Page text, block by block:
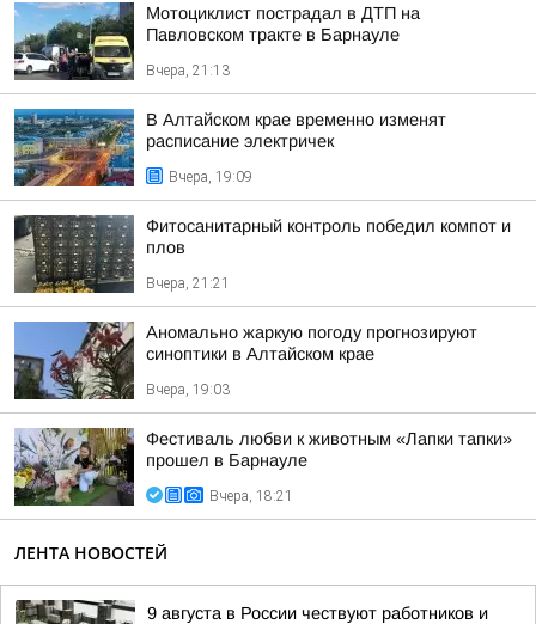
Мотоциклист пострадал в ДТП на
Павловском тракте в Барнауле
Вчера, 21:13
В Алтайском крае временно изменят
расписание электричек
Вчера, 19:09
Фитосанитарный контроль победил компот и
плов
Вчера, 21:21
Аномально жаркую погоду прогнозируют
синоптики в Алтайском крае
Вчера, 19:03
Фестиваль любви к животным «Лапки тапки»
прошел в Барнауле
Вчера, 18:21
ЛЕНТА НОВОСТЕЙ
9 августа в России чествуют работников и